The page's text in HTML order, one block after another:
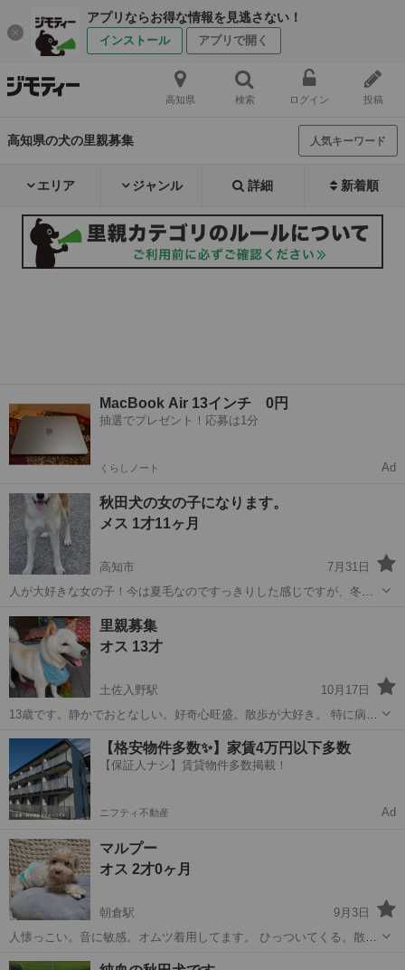
アプリならお得な情報を見逃さない！
インストール アプリで開く
高知県 検索 ログイン 投稿
高知県の犬の里親募集 人気キーワード
エリア ジャンル 詳細 新着順
MacBook Air 13インチ 0円
抽選でプレゼント！応募は1分
くらしノート Ad
秋田犬の女の子になります。
メス 1才11ヶ月
高知市
7月31日
人が大好きな女の子！今は夏毛なのですっきりした感じですが、冬に
気いっぱいです！ 出来たら県内の方に里親になっていただきたいで
す。一度会いに来てください。 先...
高知 高知市 犬
里親募集
オス 13才
土佐入野駅
10月17日
13歳です。静かでおとなしい。好奇心旺盛。散歩が大好き。 特に病気
が近くにいない為心優しい方がおられたら引き取りをお願いしたいで
す。
高知 幡多郡 土佐入野駅 柴犬 引き
【格安物件多数✨】家賃4万円以下多数
【保証人ナシ】賃貸物件多数掲載！
ニフティ不動産 Ad
マルプー
オス 2才0ヶ月
朝倉駅
9月3日
人懐っこい。音に敏感。オムツ着用してます。 ひっついてくる。散歩
高知 高知市 朝倉駅 その他